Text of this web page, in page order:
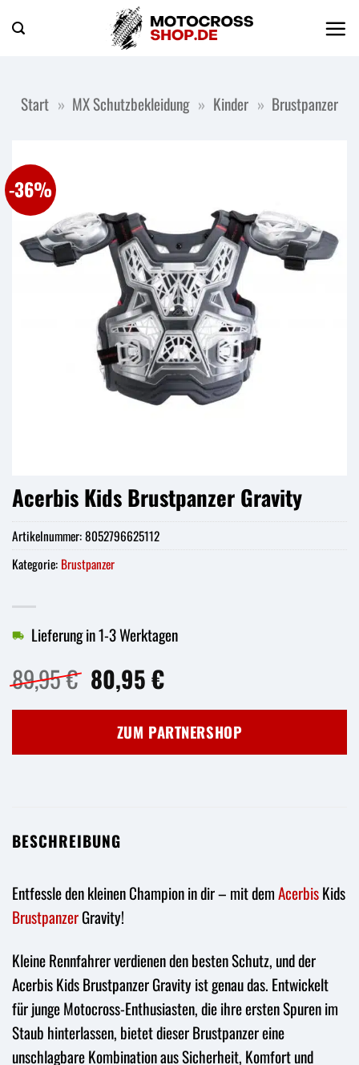
Inhalt
Start » MX Schutzbekleidung » Kinder » Brustpanzer
-36%
Acerbis Kids Brustpanzer Gravity
89,95€ Ursprünglicher
Preis
war:
89,95 €
80,95€Aktueller
ist:
80,95 €.
Lieferung in 1-3 Werktagen
ZUM PARTNERSHOP
Artikelnummer:8052796625112
Kategorie: Brustpanzer
BESCHREIBUNG
Entfessle den kleinen Champion in dir – mit demAcerbisKids
BrustpanzerGravity!
Kleine Rennfahrer verdienen den besten Schutz, und der
Acerbis Kids Brustpanzer Gravity ist genau das. Entwickelt
für junge Motocross-Enthusiasten, die ihre ersten Spuren im
Staub hinterlassen, bietet dieser Brustpanzer eine
unschlagbare Kombination aus Sicherheit, Komfort und